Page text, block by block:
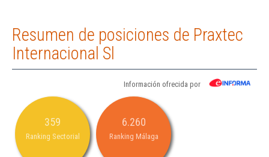
Resumen de posiciones de Praxtec
Internacional Sl
Información ofrecida por
359
Ranking Sectorial
6.260
Ranking Málaga